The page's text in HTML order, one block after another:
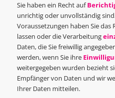
Sie haben ein Recht auf
unrichtig oder unvollständig
Voraussetzungen haben Sie das
lassen oder die Verarbeitung
Daten, die Sie freiwillig
werden, wenn Sie ihre
weitergegeben wurden bezieht
Empfänger von Daten und wir
Ihrer Daten mitteilen.